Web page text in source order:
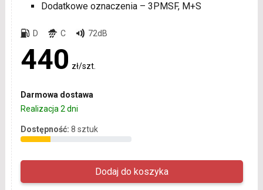
Dodatkowe oznaczenia – 3PMSF, M+S
D C 72dB
440 zł/szt.
Darmowa dostawa
Realizacja 2 dni
Dostępność: 8 sztuk